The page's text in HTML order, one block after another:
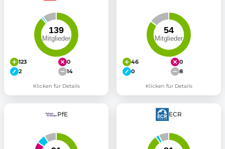
123
0
2
14
Klicken für Details
46
0
0
8
Klicken für Details
PfE ECR